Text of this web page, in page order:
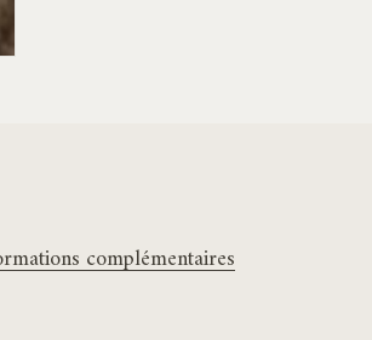
complémentaires